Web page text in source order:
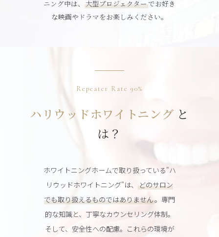
ニング中は、 大型プロジェクターでお好き
な映画やドラマをお楽しみください。
Repeater Rate 90%
ハリウッドホワイトニング と
は？
ホワイトニングホームで取り扱っている"ハ
リウッドホワイトニング"は、 どのサロン
でも取り扱えるものではありません。専門
的な知識と、丁寧なカウンセリング体制。
そして、安全性への配慮。これらの環境が